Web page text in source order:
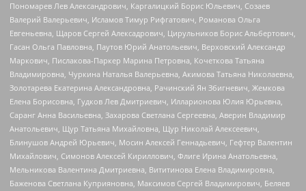
Пономарев Лев Александрович, Каргалицкий Борис Юльевич, Созаев
Валерий Валерьевич, Исламов Тимур Рифгатович, Романова Ольга
Евгеньевна, Щаров Сергей Алексадрович, Цирульников Борис Альбертович,
Гасан Ольга Павловна, Паутов Юрий Анатольевич, Верховский Александр
Маркович, Пислакова-Паркер Марина Петровна, Кочеткова Татьяна
Владимировна, Чуркина Наталья Валерьевна, Акимова Татьяна Николаевна,
Золотарева Екатерина Александровна, Рачинский Ян Збигневич, Жемкова
Елена Борисовна, Гудков Лев Дмитриевич, Илларионова Юлия Юрьевна,
Саранг Анна Васильевна, Захарова Светлана Сергеевна, Аверин Владимир
Анатольевич, Щур Татьяна Михайловна, Щур Николай Алексеевич,
Блинушов Андрей Юрьевич, Мосин Алексей Геннадьевич, Гефтер Валентин
Михайлович, Симонов Алексей Кириллович, Флиге Ирина Анатольевна,
Мельникова Валентина Дмитриевна, Вититинова Елена Владимировна,
Баженова Светлана Куприяновна, Максимов Сергей Владимирович, Беляев